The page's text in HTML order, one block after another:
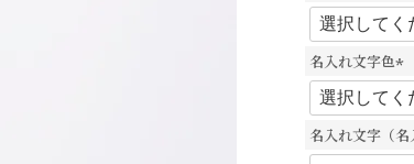
(
必
須
)
名入れ文字色
(
必
須
)
名入れ文字（名